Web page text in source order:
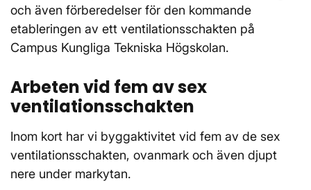
och även förberedelser för den kommande
etableringen av ett ventilationsschakten på
Campus Kungliga Tekniska Högskolan.
Arbeten vid fem av sex
ventilationsschakten
Inom kort har vi byggaktivitet vid fem av de sex
ventilationsschakten, ovanmark och även djupt
nere under markytan.